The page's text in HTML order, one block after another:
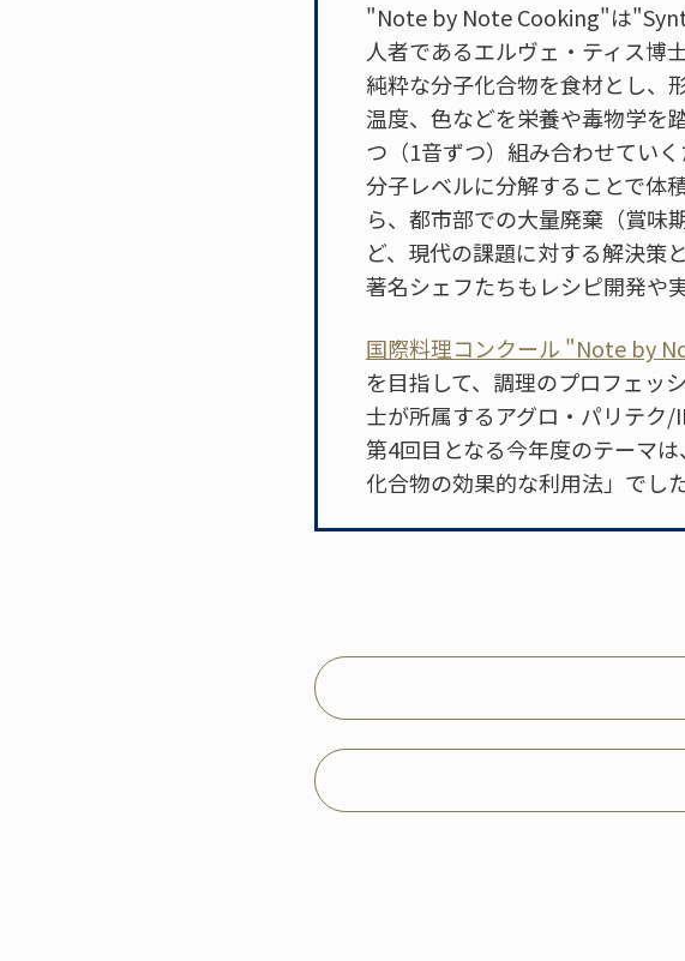
"Note by Note Cooking"は
人者であるエルヴェ・ティス博
純粋な分子化合物を食材とし、
温度、色などを栄養や毒物学を
つ（1音ずつ）組み合わせてい
分子レベルに分解することで体
ら、都市部での大量廃棄（賞味
ど、現代の課題に対する解決策
著名シェフたちもレシピ開発や
国際料理コンクール "Note by
を目指して、調理のプロフェッ
士が所属するアグロ・パリテク/
第4回目となる今年度のテーマ
化合物の効果的な利用法」でした